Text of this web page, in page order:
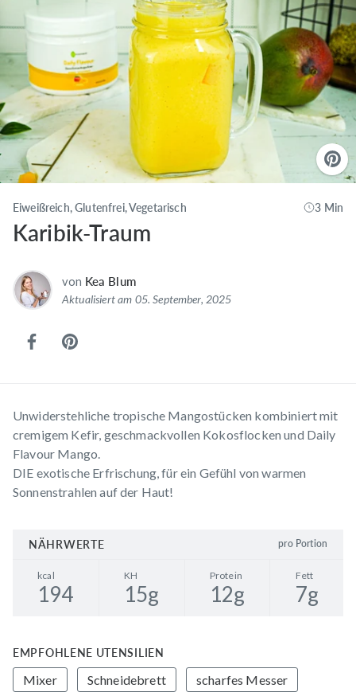
Eiweißreich, Glutenfrei, Vegetarisch 3 Min
Karibik-Traum
von Kea Blum
Aktualisiert am 05. September, 2025
Unwiderstehliche tropische Mangostücken kombiniert mit
cremigem Kefir, geschmackvollen Kokosflocken und Daily
Flavour Mango.
DIE exotische Erfrischung, für ein Gefühl von warmen
Sonnenstrahlen auf der Haut!
NÄHRWERTE pro Portion
kcal
194
KH
15g
Protein
12g
Fett
7g
EMPFOHLENE UTENSILIEN
Mixer Schneidebrett scharfes Messer